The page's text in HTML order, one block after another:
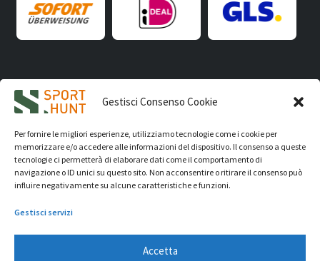
Gestisci Consenso Cookie
Per fornire le migliori esperienze, utilizziamo tecnologie come i cookie per
memorizzare e/o accedere alle informazioni del dispositivo. Il consenso a queste
tecnologie ci permetterà di elaborare dati come il comportamento di
navigazione o ID unici su questo sito. Non acconsentire o ritirare il consenso può
influire negativamente su alcune caratteristiche e funzioni.
Gestisci servizi
Accetta
iVision Communication S.r.l.
- P.Iva 04233830407 - REA: RN
331582 Copyright 2026. Tutti i diritti riservati.
© Sport Hunt 2026